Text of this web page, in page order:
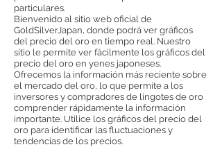
particulares.
Bienvenido al sitio web oficial de
GoldSilverJapan, donde podrá ver gráficos
del precio del oro en tiempo real. Nuestro
sitio le permite ver fácilmente los gráficos del
precio del oro en yenes japoneses.
Ofrecemos la información más reciente sobre
el mercado del oro, lo que permite a los
inversores y compradores de lingotes de oro
comprender rápidamente la información
importante. Utilice los gráficos del precio del
oro para identificar las fluctuaciones y
tendencias de los precios.